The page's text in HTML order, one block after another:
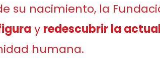
su nacimiento, la
y redescubrir la
humana.